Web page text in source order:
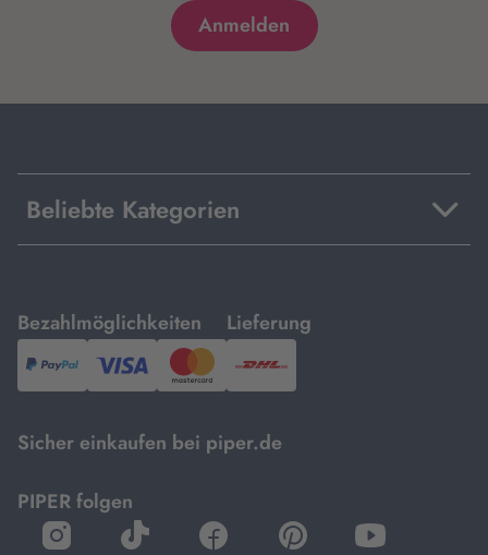
Beliebte Kategorien
Bezahlmöglichkeiten
mit
PayPal,Visa
und
Lieferung
mit
DHL.
Sicher einkaufen bei piper.de
PIPER folgen
öffnet
öffnet
öffnet
öffnet
öffnet